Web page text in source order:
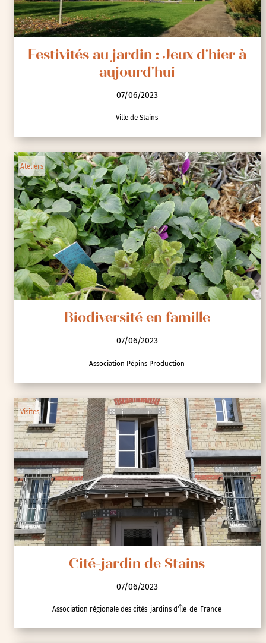
Festivités au jardin : Jeux d'hier à
aujourd'hui
07/06/2023
Ville de Stains
Ateliers
Biodiversité en famille
07/06/2023
Association Pépins Production
Visites
Cité-jardin de Stains
07/06/2023
Association régionale des cités-jardins d'Île-de-France